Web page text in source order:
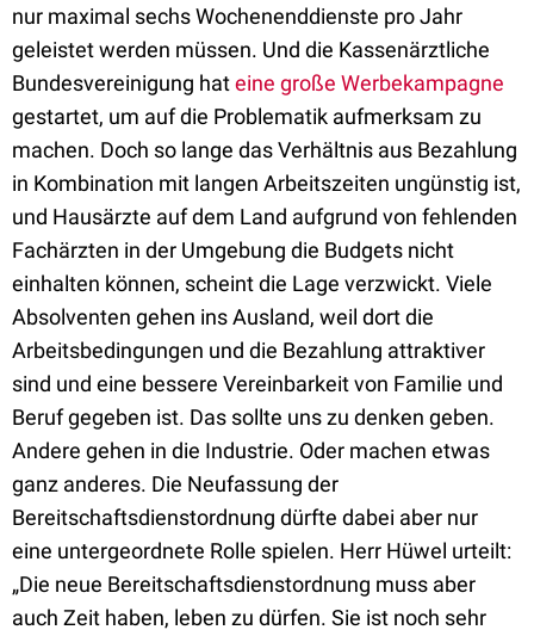
nur maximal sechs Wochenenddienste pro Jahr
geleistet werden müssen. Und die Kassenärztliche
Bundesvereinigung hateine große Werbekampagne
gestartet, um auf die Problematik aufmerksam zu
machen. Doch so lange das Verhältnis aus Bezahlung
in Kombination mit langen Arbeitszeiten ungünstig ist,
und Hausärzte auf dem Land aufgrund von fehlenden
Fachärzten in der Umgebung die Budgets nicht
einhalten können, scheint die Lage verzwickt. Viele
Absolventen gehen ins Ausland, weil dort die
Arbeitsbedingungen und die Bezahlung attraktiver
sind und eine bessere Vereinbarkeit von Familie und
Beruf gegeben ist. Das sollte uns zu denken geben.
Andere gehen in die Industrie. Oder machen etwas
ganz anderes. Die Neufassung der
Bereitschaftsdienstordnung dürfte dabei aber nur
eine untergeordnete Rolle spielen. Herr Hüwel urteilt:
„Die neue Bereitschaftsdienstordnung muss aber
auch Zeit haben, leben zu dürfen. Sie ist noch sehr